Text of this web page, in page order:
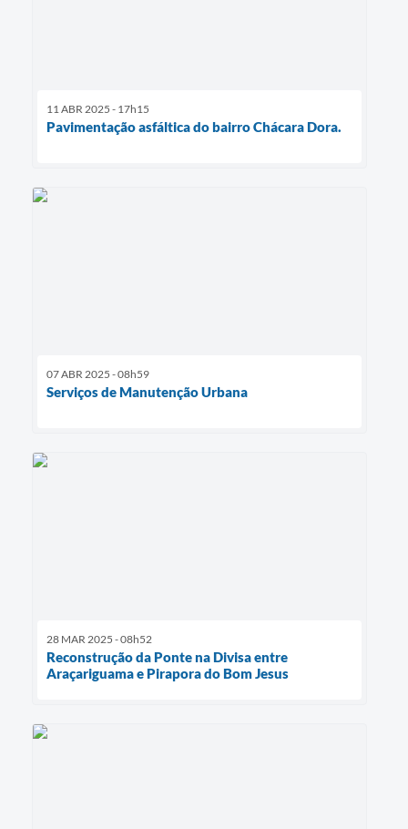
11 ABR 2025 - 17h15
Pavimentação asfáltica do bairro Chácara Dora.
07 ABR 2025 - 08h59
Serviços de Manutenção Urbana
28 MAR 2025 - 08h52
Reconstrução da Ponte na Divisa entre
Araçariguama e Pirapora do Bom Jesus